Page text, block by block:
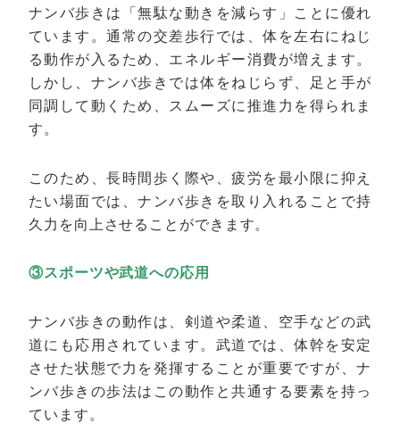
ナンバ歩きは「無駄な動きを減らす」ことに優れ
ています。通常の交差歩行では、体を左右にねじ
る動作が入るため、エネルギー消費が増えます。
しかし、ナンバ歩きでは体をねじらず、足と手が
同調して動くため、スムーズに推進力を得られま
す。
このため、長時間歩く際や、疲労を最小限に抑え
たい場面では、ナンバ歩きを取り入れることで持
久力を向上させることができます。
③スポーツや武道への応用
ナンバ歩きの動作は、剣道や柔道、空手などの武
道にも応用されています。武道では、体幹を安定
させた状態で力を発揮することが重要ですが、ナ
ンバ歩きの歩法はこの動作と共通する要素を持っ
ています。